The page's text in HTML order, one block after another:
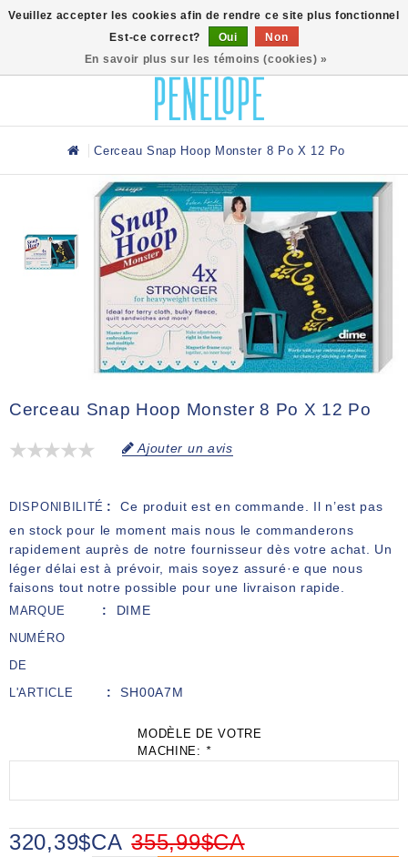
Cerceau Snap Hoop Monster 8 Po X 12 Po
Cerceau Snap Hoop Monster 8 Po X 12 Po
Ajouter un avis
DISPONIBILITÉ
Ce produit est en commande. Il n’est pas
en stock pour le moment mais nous le commanderons
rapidement auprès de notre fournisseur dès votre achat. Un
léger délai est à prévoir, mais soyez assuré·e que nous
faisons tout notre possible pour une livraison rapide.
MARQUE DIME
NUMÉRO
DE
L'ARTICLE
SH00A7M
MODÈLE DE VOTRE
MACHINE: *
355,99$CA
320,39$CA
Veuillez accepter les cookies afin de rendre ce site plus fonctionnel
Est-ce correct?
Oui
Non
En savoir plus sur les témoins (cookies) »